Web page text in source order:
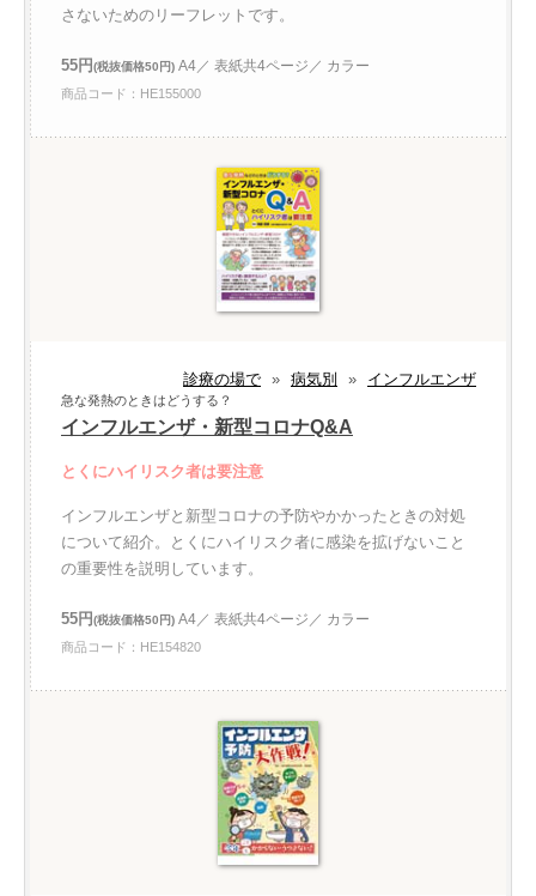
さないためのリーフレットです。
55円(税抜価格50円) A4／ 表紙共4ページ／ カラー
商品コード：HE155000
診療の場で » 病気別 » インフルエンザ
急な発熱のときはどうする？
インフルエンザ・新型コロナQ&A
とくにハイリスク者は要注意
インフルエンザと新型コロナの予防やかかったときの対処
について紹介。とくにハイリスク者に感染を拡げないこと
の重要性を説明しています。
55円(税抜価格50円) A4／ 表紙共4ページ／ カラー
商品コード：HE154820